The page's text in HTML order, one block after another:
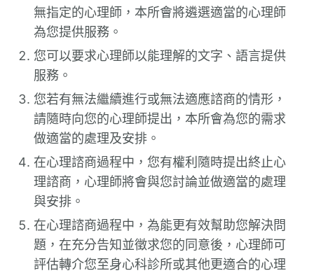
無指定的心理師，本所會將遴選適當的心理師
為您提供服務。
您可以要求心理師以能理解的文字、語言提供
服務。
您若有無法繼續進行或無法適應諮商的情形，
請隨時向您的心理師提出，本所會為您的需求
做適當的處理及安排。
在心理諮商過程中，您有權利隨時提出終止心
理諮商，心理師將會與您討論並做適當的處理
與安排。
在心理諮商過程中，為能更有效幫助您解決問
題，在充分告知並徵求您的同意後，心理師可
評估轉介您至身心科診所或其他更適合的心理